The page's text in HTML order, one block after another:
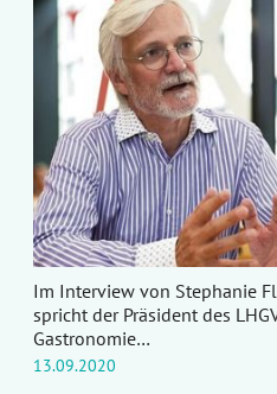
Im Interview von Stephanie
spricht der Präsident des
Gastronomie…
13.09.2020